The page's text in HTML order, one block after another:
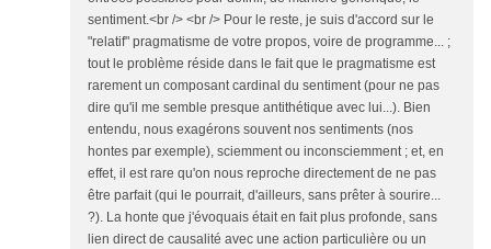
sentiment.<br /> <br /> Pour le reste, je suis d'accord sur le
"relatif" pragmatisme de votre propos, voire de programme... ;
tout le problème réside dans le fait que le pragmatisme est
rarement un composant cardinal du sentiment (pour ne pas
dire qu'il me semble presque antithétique avec lui...). Bien
entendu, nous exagérons souvent nos sentiments (nos
hontes par exemple), sciemment ou inconsciemment ; et, en
effet, il est rare qu'on nous reproche directement de ne pas
être parfait (qui le pourrait, d'ailleurs, sans prêter à sourire...
?). La honte que j'évoquais était en fait plus profonde, sans
lien direct de causalité avec une action particulière ou un